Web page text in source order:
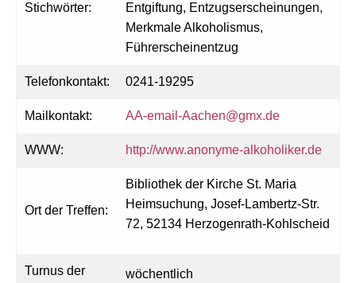
Stichwörter:
Entgiftung, Entzugserscheinungen,
Merkmale Alkoholismus,
Führerscheinentzug
Telefonkontakt: 0241-19295
Mailkontakt: AA-email-Aachen@gmx.de
WWW: http://www.anonyme-alkoholiker.de
Ort der Treffen:
Bibliothek der Kirche St. Maria
Heimsuchung, Josef-Lambertz-Str.
72, 52134 Herzogenrath-Kohlscheid
Turnus der
wöchentlich